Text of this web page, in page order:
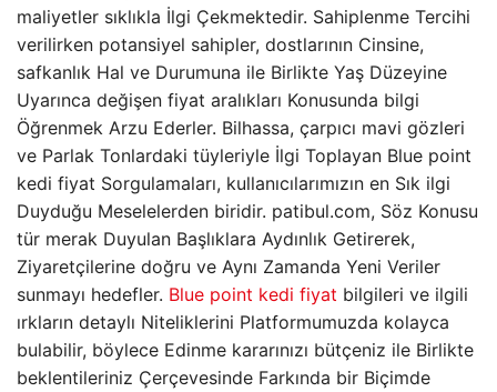
maliyetler sıklıkla İlgi Çekmektedir. Sahiplenme Tercihi
verilirken potansiyel sahipler, dostlarının Cinsine,
safkanlık Hal ve Durumuna ile Birlikte Yaş Düzeyine
Uyarınca değişen fiyat aralıkları Konusunda bilgi
Öğrenmek Arzu Ederler. Bilhassa, çarpıcı mavi gözleri
ve Parlak Tonlardaki tüyleriyle İlgi Toplayan Blue point
kedi fiyat Sorgulamaları, kullanıcılarımızın en Sık ilgi
Duyduğu Meselelerden biridir. patibul.com, Söz Konusu
tür merak Duyulan Başlıklara Aydınlık Getirerek,
Ziyaretçilerine doğru ve Aynı Zamanda Yeni Veriler
sunmayı hedefler. Blue point kedi fiyat bilgileri ve ilgili
ırkların detaylı Niteliklerini Platformumuzda kolayca
bulabilir, böylece Edinme kararınızı bütçeniz ile Birlikte
beklentileriniz Çerçevesinde Farkında bir Biçimde